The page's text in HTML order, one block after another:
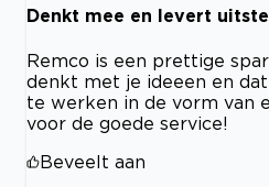
Denkt mee en levert
Remco is een prettige
denkt met je ideeen en
te werken in de vorm van
voor de goede service!
Beveelt aan